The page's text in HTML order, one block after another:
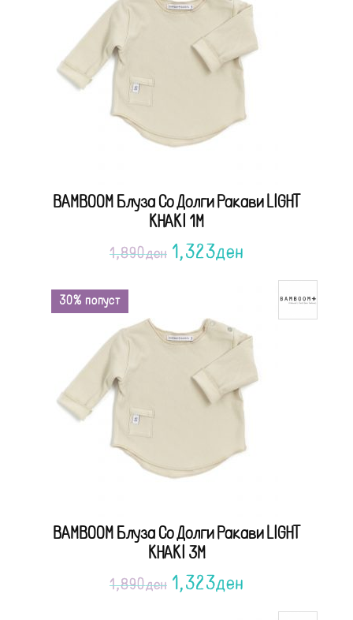
BAMBOOM Блуза Со Долги Ракави LIGHT
KHAKI 1M
1,890ден 1,323ден
30% попуст
BAMBOOM Блуза Со Долги Ракави LIGHT
KHAKI 3M
1,890ден 1,323ден